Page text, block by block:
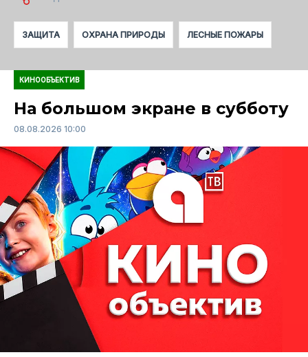
ЗАЩИТА ОХРАНА ПРИРОДЫ ЛЕСНЫЕ ПОЖАРЫ
КИНООБЪЕКТИВ
На большом экране в субботу
08.08.2026 10:00